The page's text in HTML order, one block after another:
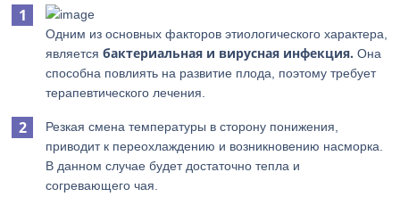
Одним из основных факторов этиологического характера,
являетсябактериальная и вирусная инфекция. Она
способна повлиять на развитие плода, поэтому требует
терапевтического лечения.
Резкая смена температуры в сторону понижения,
приводит к переохлаждению и возникновению насморка.
В данном случае будет достаточно тепла и
согревающего чая.